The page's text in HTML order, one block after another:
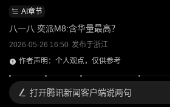
AI章节
八一八 奕派M8:含华量最高？
2026-05-26 16:50 发布于浙江
作者声明：个人观点，仅供参考
打开腾讯新闻客户端说两句